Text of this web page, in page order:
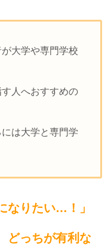
大学や専門学校
人へおすすめの
は大学と専門学
なりたい…！」
どっちが有利な